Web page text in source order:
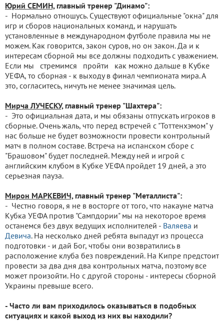
Юрий СЕМИН,главный тренер "Динамо":
- Нормально отношусь. Существуют официальные "окна" для
игр и сборов национальных команд, и нарушать
установленные в международном футболе правила мы не
можем. Как говорится, закон суров, но он закон. Да и к
интересам сборной мы все должны подходить с уважением.
Если мы стремимся пройти как можно дальше в Кубке
УЕФА, то сборная - к выходу в финал чемпионата мира. А
это, согласитесь, ничуть не менее значимая цель.
Мирча ЛУЧЕСКУ,главный тренер "Шахтера":
- Это официальная дата, и мы обязаны отпускать игроков в
сборные. Очень жаль, что перед встречей с "Тоттенхэмом" у
нас больше не будет возможности провести контрольный
матч в полном составе. Встреча на испанском сборе с
"Брашовом" будет последней. Между ней и игрой с
английским клубом в Кубке УЕФА пройдет 19 дней, а это
серьезная пауза.
Мирон МАРКЕВИЧ,главный тренер "Металлиста":
- Честно говоря, я не в восторге от того, что накауне матча
Кубка УЕФА против "Сампдории" мы на некоторое время
останемся без двух ведущих исполнителей - Валяева и
Девича. На несколько дней ребята выпадут из процесса
подготовки - и дай Бог, чтобы они возвратились в
расположение клуба без повреждений. На Кипре предстоит
провести за два дня два контрольных матча, поэтому все
может произойти. Но с другой стороны - интересы сборной
Украины превыше всего.
- Часто ли вам приходилось оказываться в подобных
ситуациях и какой выход из них вы находили?